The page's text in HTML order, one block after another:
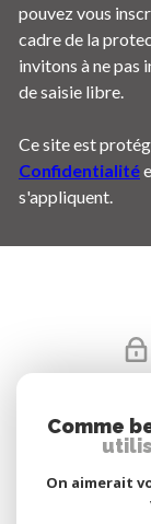
pouvez vous
cadre de la
invitons à ne pas
de saisie libre.
Ce site est
Confidentialité
s'appliquent.
Comme
On aimerait